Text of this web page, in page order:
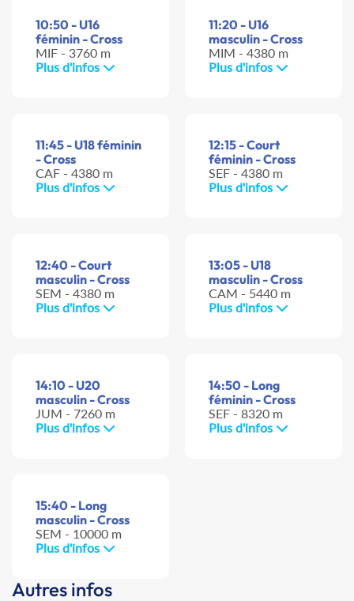
10:50 - U16
féminin - Cross
MIF - 3760 m
Plus d'infos
11:20 - U16
masculin - Cross
MIM - 4380 m
Plus d'infos
11:45 - U18 féminin
- Cross
CAF - 4380 m
Plus d'infos
12:15 - Court
féminin - Cross
SEF - 4380 m
Plus d'infos
12:40 - Court
masculin - Cross
SEM - 4380 m
Plus d'infos
13:05 - U18
masculin - Cross
CAM - 5440 m
Plus d'infos
14:10 - U20
masculin - Cross
JUM - 7260 m
Plus d'infos
14:50 - Long
féminin - Cross
SEF - 8320 m
Plus d'infos
15:40 - Long
masculin - Cross
SEM - 10000 m
Plus d'infos
Autres infos